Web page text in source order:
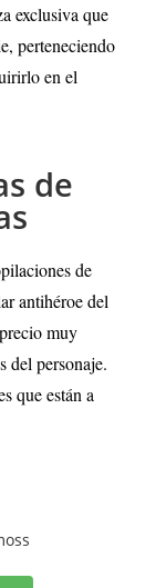
exclusiva que
perteneciendo
en el
de
de
antihéroe del
muy
del personaje.
que están a